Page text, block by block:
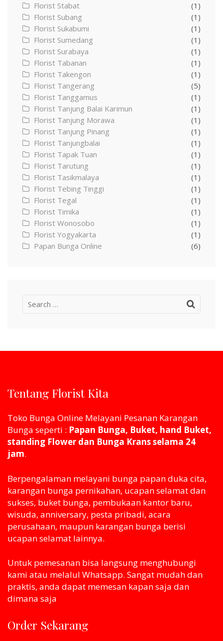
Florist Stabat
(1)
Florist Subang
(1)
Florist Sukabumi
(1)
Florist Sumedang
(1)
Florist Surabaya
(1)
Florist Tabanan
(1)
Florist Takengon
(1)
Florist Tangerang
(5)
Florist Tanggamus
(1)
Florist Tanjung Balai Karimun
(1)
Florist Tanjung Morawa
(1)
Florist Tanjung Pinang
(1)
Florist Tanjungbalai
(1)
Florist Tapak Tuan
(1)
Florist Tarutung
(1)
Florist Tasikmalaya
(1)
Florist Tebing Tinggi
(1)
Florist Tegal
(1)
Florist Timika
(1)
Florist Wonosobo
(1)
Florist Yogyakarta
(1)
Papan Bunga Online
(6)
Search
Tentang Florist Kita
Toko Bunga Online Melayani Pesanan Karangan
Bunga seperti : Papan Bunga, Buket, hand Buket,
standing Flower dan Bunga Krans selama 24
jam.
Berpengalaman melayani bunga papan duka cita,
karangan bunga pernikahan, ucapan selamat dan
sukses, buket bunga, pembukaan kantor baru,
wisuda, anniversary, pesta pribadi, acara
perusahaan, maupun karangan bunga berisi
ucapan selamat lainnya.
Untuk pemesanan bisa langsung menghubungi
kami atau melaluI Whatsapp. Sangat mudah dan
praktis, anda dapat memesan kapan saja dan
dimana saja
Order Sekarang